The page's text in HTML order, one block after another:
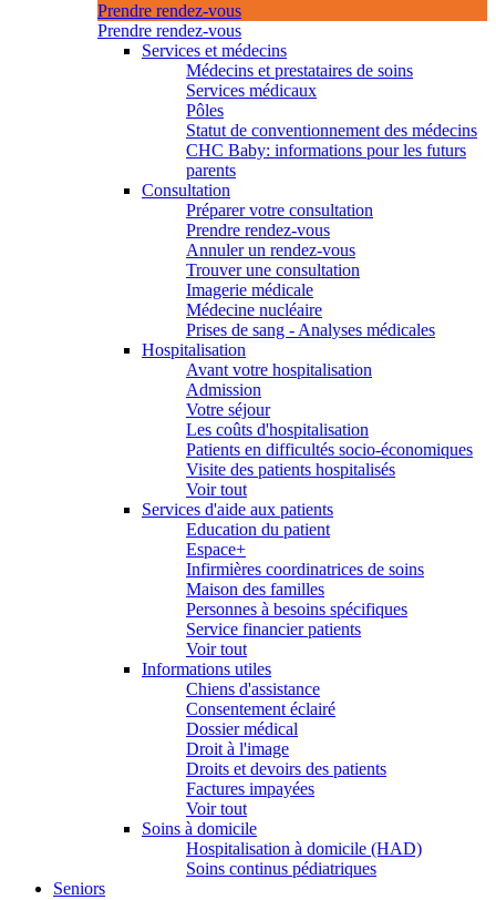
Prendre rendez-vous
Prendre rendez-vous
Services et médecins
Médecins et prestataires de soins
Services médicaux
Pôles
Statut de conventionnement des médecins
CHC Baby: informations pour les futurs
parents
Consultation
Préparer votre consultation
Prendre rendez-vous
Annuler un rendez-vous
Trouver une consultation
Imagerie médicale
Médecine nucléaire
Prises de sang - Analyses médicales
Hospitalisation
Avant votre hospitalisation
Admission
Votre séjour
Les coûts d'hospitalisation
Patients en difficultés socio-économiques
Visite des patients hospitalisés
Voir tout
Services d'aide aux patients
Education du patient
Espace+
Infirmières coordinatrices de soins
Maison des familles
Personnes à besoins spécifiques
Service financier patients
Voir tout
Informations utiles
Chiens d'assistance
Consentement éclairé
Dossier médical
Droit à l'image
Droits et devoirs des patients
Factures impayées
Voir tout
Soins à domicile
Hospitalisation à domicile (HAD)
Soins continus pédiatriques
Seniors